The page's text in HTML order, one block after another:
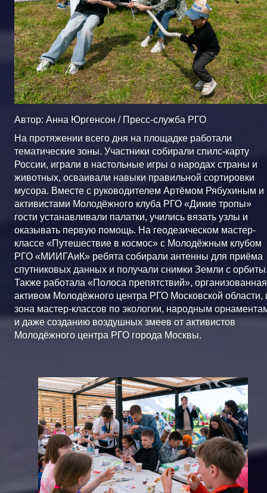
Автор: Анна Юргенсон / Пресс-служба РГО
На протяжении всего дня на площадке работали
тематические зоны. Участники собирали спилс-карту
России, играли в настольные игры о народах страны и
животных, осваивали навыки правильной сортировки
мусора. Вместе с руководителем Артёмом Рябухиным и
активистами Молодёжного клуба РГО «Дикие тропы»
гости устанавливали палатки, учились вязать узлы и
оказывать первую помощь. На геодезическом мастер-
классе «Путешествие в космос» с Молодёжным клубом
РГО «МИИГАиК» ребята собирали антенны для приёма
спутниковых данных и получали снимки Земли с
Также работала «Полоса препятствий», организованная
активом Молодёжного центра РГО Московской области,
зона мастер-классов по экологии, народным
и даже созданию воздушных змеев от активистов
Молодёжного центра РГО города Москвы.